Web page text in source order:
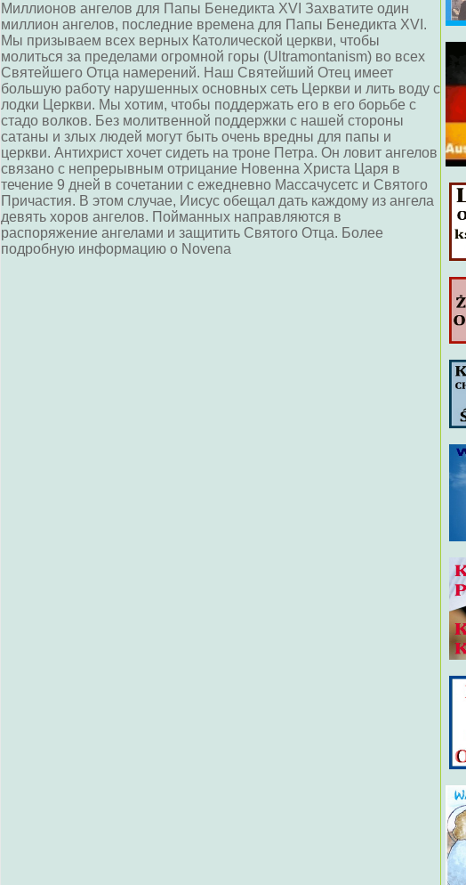
Миллионов ангелов для Папы Бенедикта XVI Захватите один
миллион ангелов, последние времена для Папы Бенедикта XVI.
Мы призываем всех верных Католической церкви, чтобы
молиться за пределами огромной горы (Ultramontanism) во всех
Святейшего Отца намерений. Наш Святейший Отец имеет
большую работу нарушенных основных сеть Церкви и лить воду с
лодки Церкви. Мы хотим, чтобы поддержать его в его борьбе с
стадо волков. Без молитвенной поддержки с нашей стороны
сатаны и злых людей могут быть очень вредны для папы и
церкви. Антихрист хочет сидеть на троне Петра. Он ловит ангелов
связано с непрерывным отрицание Новенна Христа Царя в
течение 9 дней в сочетании с ежедневно Массачусетс и Святого
Причастия. В этом случае, Иисус обещал дать каждому из ангела
девять хоров ангелов. Пойманных направляются в
распоряжение ангелами и защитить Святого Отца. Более
подробную информацию о Novena